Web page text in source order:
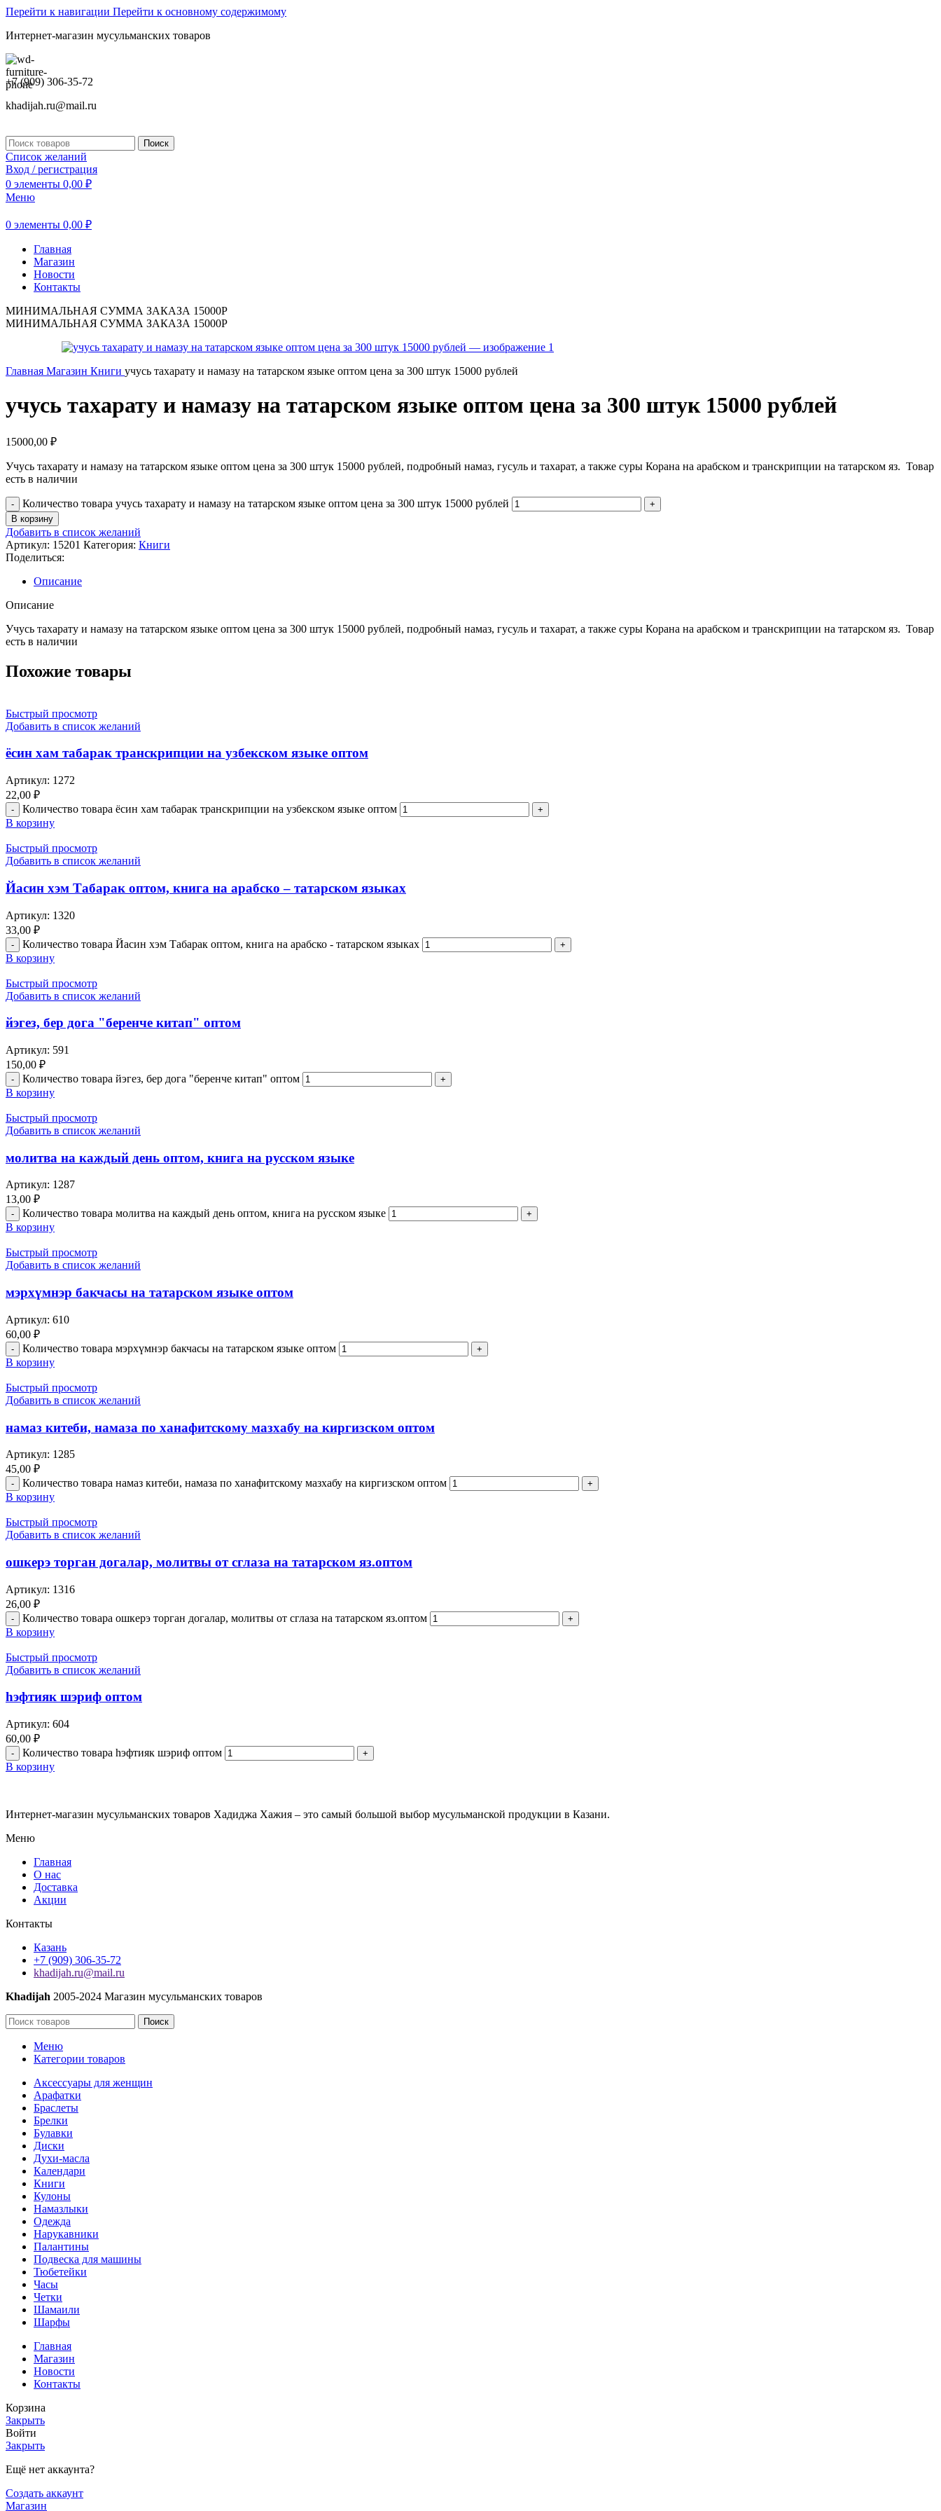
Перейти к навигации Перейти к основному содержимому
Интернет-магазин мусульманских товаров
+7 (909) 306-35-72
khadijah.ru@mail.ru
Поиск
Список желаний
Вход / регистрация
0 элементы 0,00 ₽
Меню
0 элементы 0,00 ₽
Главная
Магазин
Новости
Контакты
МИНИМАЛЬНАЯ СУММА ЗАКАЗА 15000Р
МИНИМАЛЬНАЯ СУММА ЗАКАЗА 15000Р
Главная Магазин Книги учусь тахарату и намазу на татарском языке оптом цена за 300 штук 15000 рублей
учусь тахарату и намазу на татарском языке оптом цена за 300 штук 15000 рублей
15000,00 ₽
Учусь тахарату и намазу на татарском языке оптом цена за 300 штук 15000 рублей, подробный намаз, гусуль и тахарат, а также суры Корана на арабском и транскрипции на татарском яз. Товар
есть в наличии
Количество товара учусь тахарату и намазу на татарском языке оптом цена за 300 штук 15000 рублей
В корзину
Добавить в список желаний
Артикул: 15201 Категория: Книги
Поделиться:
Описание
Описание
Учусь тахарату и намазу на татарском языке оптом цена за 300 штук 15000 рублей, подробный намаз, гусуль и тахарат, а также суры Корана на арабском и транскрипции на татарском яз. Товар
есть в наличии
Похожие товары
Быстрый просмотр
Добавить в список желаний
ёсин хам табарак транскрипции на узбекском языке оптом
Артикул: 1272
22,00 ₽
Количество товара ёсин хам табарак транскрипции на узбекском языке оптом
В корзину
Быстрый просмотр
Добавить в список желаний
Йасин хэм Табарак оптом, книга на арабско – татарском языках
Артикул: 1320
33,00 ₽
Количество товара Йасин хэм Табарак оптом, книга на арабско - татарском языках
В корзину
Быстрый просмотр
Добавить в список желаний
йэгез, бер дога "беренче китап" оптом
Артикул: 591
150,00 ₽
Количество товара йэгез, бер дога "беренче китап" оптом
В корзину
Быстрый просмотр
Добавить в список желаний
молитва на каждый день оптом, книга на русском языке
Артикул: 1287
13,00 ₽
Количество товара молитва на каждый день оптом, книга на русском языке
В корзину
Быстрый просмотр
Добавить в список желаний
мэрхүмнэр бакчасы на татарском языке оптом
Артикул: 610
60,00 ₽
Количество товара мэрхүмнэр бакчасы на татарском языке оптом
В корзину
Быстрый просмотр
Добавить в список желаний
намаз китеби, намаза по ханафитскому мазхабу на киргизском оптом
Артикул: 1285
45,00 ₽
Количество товара намаз китеби, намаза по ханафитскому мазхабу на киргизском оптом
В корзину
Быстрый просмотр
Добавить в список желаний
ошкерэ торган догалар, молитвы от сглаза на татарском яз.оптом
Артикул: 1316
26,00 ₽
Количество товара ошкерэ торган догалар, молитвы от сглаза на татарском яз.оптом
В корзину
Быстрый просмотр
Добавить в список желаний
һэфтияк шэриф оптом
Артикул: 604
60,00 ₽
Количество товара һэфтияк шэриф оптом
В корзину
Интернет-магазин мусульманских товаров Хадиджа Хажия – это самый большой выбор мусульманской продукции в Казани.
Меню
Главная
О нас
Доставка
Акции
Контакты
Казань
+7 (909) 306-35-72
khadijah.ru@mail.ru
Khadijah 2005-2024 Магазин мусульманских товаров
Поиск
Меню
Категории товаров
Аксессуары для женщин
Арафатки
Браслеты
Брелки
Булавки
Диски
Духи-масла
Календари
Книги
Кулоны
Намазлыки
Одежда
Нарукавники
Палантины
Подвеска для машины
Тюбетейки
Часы
Четки
Шамаили
Шарфы
Главная
Магазин
Новости
Контакты
Корзина
Закрыть
Войти
Закрыть
Ещё нет аккаунта?
Создать аккаунт
Магазин